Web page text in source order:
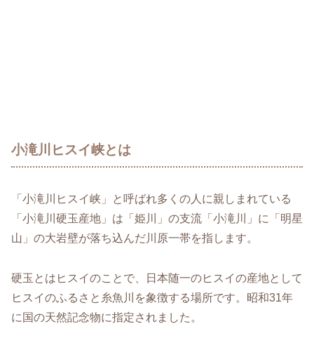
小滝川ヒスイ峡とは
「小滝川ヒスイ峡」と呼ばれ多くの人に親しまれている
「小滝川硬玉産地」は「姫川」の支流「小滝川」に「明星
山」の大岩壁が落ち込んだ川原一帯を指します。
硬玉とはヒスイのことで、日本随一のヒスイの産地として
ヒスイのふるさと糸魚川を象徴する場所です。昭和31年
に国の天然記念物に指定されました。